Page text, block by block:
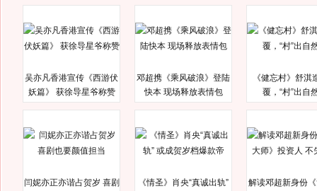
吴亦凡香港宣传《西游伏
妖篇》 获徐导星爷称赞
邓超携《乘风破浪》登陆
快本 现场释放表情包
《健忘村》舒淇
覆，“村”出自
闫妮亦正亦谐占贺岁 喜剧
《情圣》肖央“真诚出轨”
解读邓超新身份